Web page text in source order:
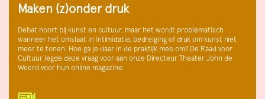
Maken (z)onder druk
Debat hoort bij kunst en cultuur, maar het wordt problematisch
wanneer het omslaat in intimidatie, bedreiging of druk om kunst niet
meer te tonen. Hoe ga je daar in de praktijk mee om? De Raad voor
Cultuur legde deze vraag voor aan onze Directeur Theater John de
Weerd voor hun online magazine.